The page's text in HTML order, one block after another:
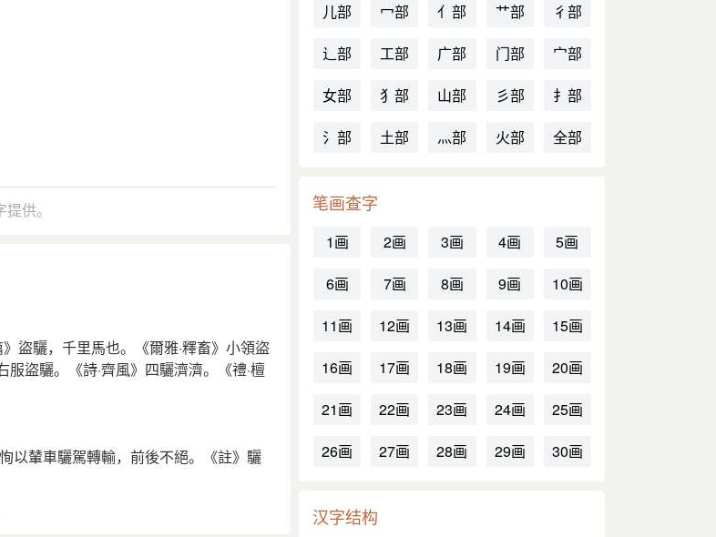
供。
盜驪，千里馬也。《爾雅·釋畜》小領盜
盜驪。《詩·齊風》四驪濟濟。《禮·檀
以輦車驪駕轉輸，前後不絕。《註》驪
古驪戎國。韋昭曰：戎成居此山，故號驪
儿部
冖部 亻部 艹部
彳部
辶部
工部 广部 门部
宀部
女部
犭部 山部 彡部
扌部
氵部
土部 灬部 火部 全部
笔画查字
1画 2画 3画 4画
5画
6画
7画 8画 9画
10画
11画
12画 13画 14画
15画
16画
17画 18画 19画
20画
21画
22画 23画 24画
25画
26画
27画 28画 29画 30画
汉字结构